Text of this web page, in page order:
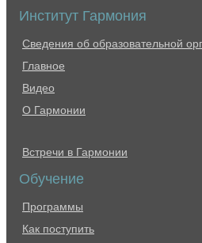
Институт Гармония
Сведения об образовательной
Главное
Видео
О Гармонии
Встречи в Гармонии
Обучение
Программы
Как поступить